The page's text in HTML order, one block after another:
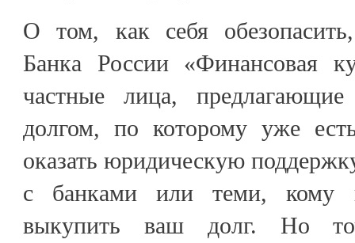
О том, как себя обезопасить,
Банка России «Финансовая
частные лица,
долгом, по которому уже
оказать юридическую
с банками или теми,
выкупить ваш долг. Но